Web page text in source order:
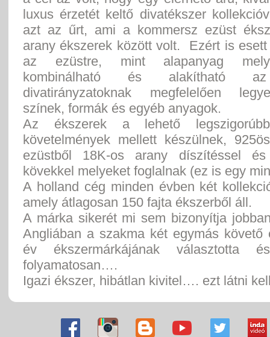
luxus érzetét keltő divatékszer
azt az űrt, ami a kommersz ezüst
arany ékszerek között volt. Ezért is
az ezüstre, mint alapanyag
kombinálható és alakítható
divatirányzatoknak megfelelően
színek, formák és egyéb anyagok.
Az ékszerek a lehető
követelmények mellett készülnek,
ezüstből 18K-os arany díszítéssel és
kövekkel melyeket foglalnak (ez is egy
A holland cég minden évben két
amely átlagosan 150 fajta ékszerből áll.
A márka sikerét mi sem bizonyítja
Angliában a szakma két egymás követő
év ékszermárkájának választotta
folyamatosan….
Igazi ékszer, hibátlan kivitel…. ezt látni